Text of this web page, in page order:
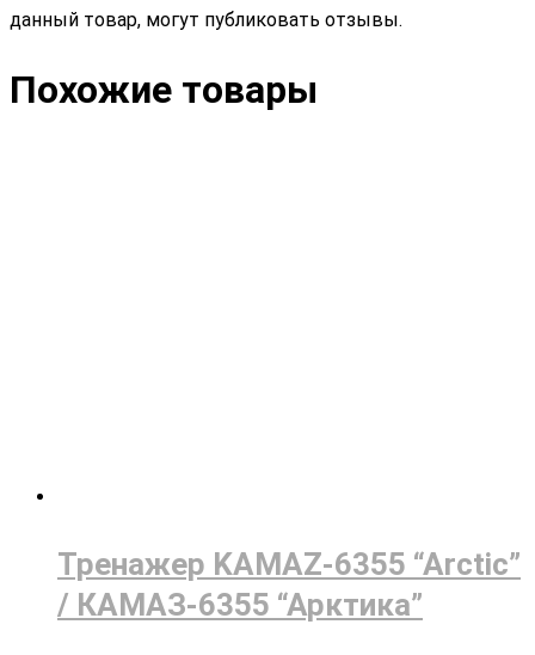
данный товар, могут публиковать отзывы.
Похожие товары
Тренажер KAMAZ-6355 “Arctic”
/ КАМАЗ-6355 “Арктика”